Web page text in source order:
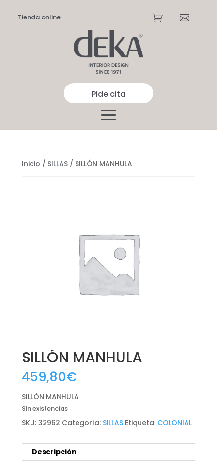
Tienda online  
Pide cita
Inicio / SILLAS/ SILLÓN MANHULA
SILLÓN MANHULA
459,80€
SILLÓN MANHULA
Sin existencias
SKU: 32962 Categoría: SILLAS Etiqueta: COLONIAL
Descripción